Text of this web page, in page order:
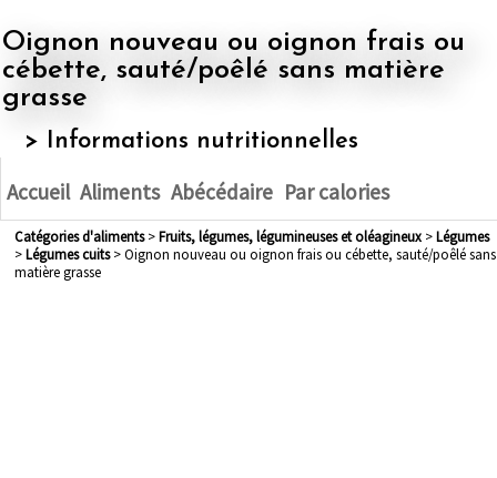
Oignon nouveau ou oignon frais ou
cébette, sauté/poêlé sans matière
grasse
> Informations nutritionnelles
Accueil Aliments Abécédaire Par calories
Catégories d'aliments> fruits, légumes, légumineuses et oléagineux> légumes
> légumes cuits> Oignon nouveau ou oignon frais ou cébette, sauté/poêlé sans
matière grasse